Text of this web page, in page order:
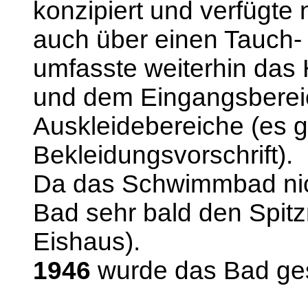
konzipiert und verfügte
auch über einen
umfasste weiterhin das
und dem
Auskleidebereiche (es
Bekleidungsvorschrift).
Da das Schwimmbad
Bad sehr bald den
Eishaus).
1946 wurde das Bad